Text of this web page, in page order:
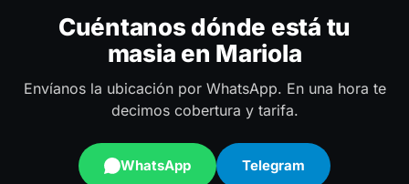
Cuéntanos dónde está tu
masia en Mariola
Envíanos la ubicación por WhatsApp. En una hora te
decimos cobertura y tarifa.
WhatsApp Telegram